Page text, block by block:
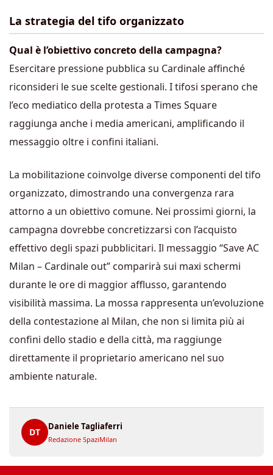
La strategia del tifo organizzato
Qual è l’obiettivo concreto della campagna?
Esercitare pressione pubblica su Cardinale affinché
riconsideri le sue scelte gestionali. I tifosi sperano che
l’eco mediatico della protesta a Times Square
raggiunga anche i media americani, amplificando il
messaggio oltre i confini italiani.
La mobilitazione coinvolge diverse componenti del tifo
organizzato, dimostrando una convergenza rara
attorno a un obiettivo comune. Nei prossimi giorni, la
campagna dovrebbe concretizzarsi con l’acquisto
effettivo degli spazi pubblicitari. Il messaggio “Save AC
Milan – Cardinale out” comparirà sui maxi schermi
durante le ore di maggior afflusso, garantendo
visibilità massima. La mossa rappresenta un’evoluzione
della contestazione al Milan, che non si limita più ai
confini dello stadio e della città, ma raggiunge
direttamente il proprietario americano nel suo
ambiente naturale.
DT
Daniele Tagliaferri
Redazione SpaziMilan